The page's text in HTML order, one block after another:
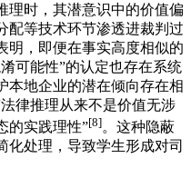
理时，其潜意识中的价值偏
配等技术环节渗透进裁判过
明，即便在事实高度相似的
可能性”的认定也存在系统
本地企业的潜在倾向存在相
律推理从来不是价值无涉
的实践理性”[8]。这种隐蔽
化处理，导致学生形成对司